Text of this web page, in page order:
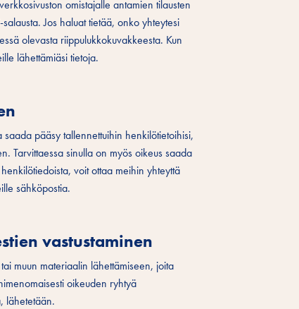
omistajalle antamien tilausten
Jos haluat tietää, onko yhteytesi
olevasta riippulukkokuvakkeesta. Kun
lähettämiäsi tietoja.
pääsy tallennettuihin henkilötietoihisi,
Tarvittaessa sinulla on myös oikeus saada
voit ottaa meihin yhteyttä
sähköpostia.
vastustaminen
muun materiaalin lähettämiseen, joita
oikeuden ryhtyä
lähetetään.